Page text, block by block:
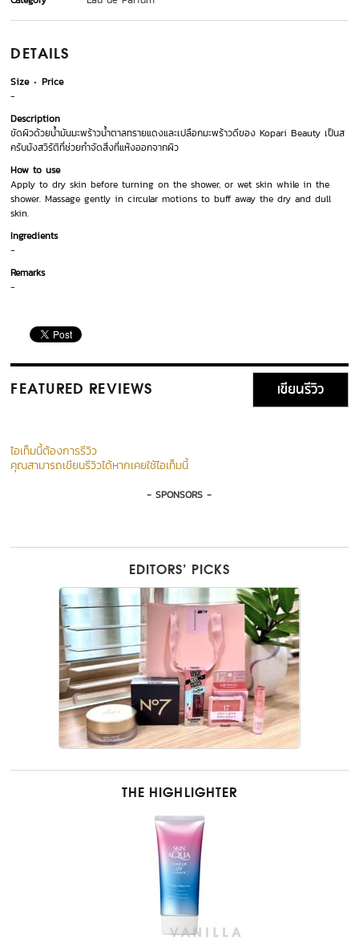
DETAILS
Size
Price
-
Description
ขัดผิวด้วยน้ำมันมะพร้าวน้ำตาลทรายแดงและเปลือกมะพร้าวดีของ Kopari Beauty เป็นส
ครับมังสวิรัติที่ช่วยกำจัดสิ่งที่แห้งออกจากผิว
How to use
Apply to dry skin before turning on the shower, or wet skin while in the
shower. Massage gently in circular motions to buff away the dry and dull
skin.
Ingredients
-
Remarks
-
FEATURED REVIEWS เขียนรีวิว
ไอเท็มนี้ต้องการรีวิว
คุณสามารถเขียนรีวิวได้หากเคยใช้ไอเท็มนี้
- SPONSORS -
EDITORS’ PICKS
THE HIGHLIGHTER